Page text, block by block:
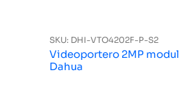
SKU: DHI-VTO4202F-P-S2
Videoportero 2MP
Dahua